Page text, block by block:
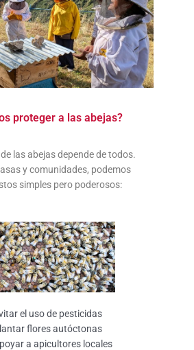
proteger a las abejas?
las abejas depende de todos.
y comunidades, podemos
simples pero poderosos:
el uso de pesticidas
flores autóctonas
a apicultores locales